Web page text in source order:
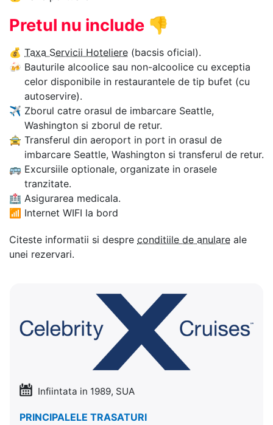
Pretul nu include 👎
💰 Taxa Servicii Hoteliere (bacsis oficial).
🍻 Bauturile alcoolice sau non-alcoolice cu exceptia
celor disponibile in restaurantele de tip bufet (cu
autoservire).
✈ Zborul catre orasul de imbarcare Seattle,
Washington si zborul de retur.
🚖 Transferul din aeroport in port in orasul de
imbarcare Seattle, Washington si transferul de retur.
🚌 Excursiile optionale, organizate in orasele
tranzitate.
🏥 Asigurarea medicala.
📶 Internet WIFI la bord
Citeste informatii si despre conditiile de anulare ale
unei rezervari.
Infiintata in 1989, SUA
PRINCIPALELE TRASATURI